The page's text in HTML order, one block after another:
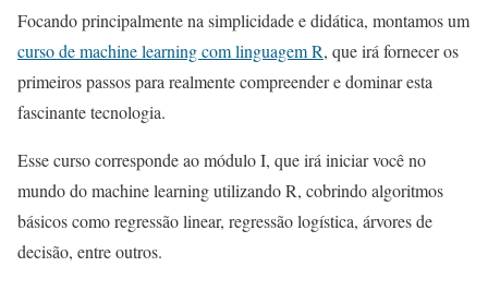
Focando principalmente na simplicidade e didática, montamos um
curso de machine learning com linguagem R, que irá fornecer os
primeiros passos para realmente compreender e dominar esta
fascinante tecnologia.
Esse curso corresponde ao módulo I, que irá iniciar você no
mundo do machine learning utilizando R, cobrindo algoritmos
básicos como regressão linear, regressão logística, árvores de
decisão, entre outros.